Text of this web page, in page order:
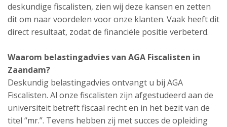
deskundige fiscalisten, zien wij deze kansen en zetten
dit om naar voordelen voor onze klanten. Vaak heeft dit
direct resultaat, zodat de financiële positie verbeterd.
Waarom belastingadvies van AGA Fiscalisten in
Zaandam?
Deskundig belastingadvies ontvangt u bij AGA
Fiscalisten. Al onze fiscalisten zijn afgestudeerd aan de
universiteit betreft fiscaal recht en in het bezit van de
titel “mr.”. Tevens hebben zij met succes de opleiding